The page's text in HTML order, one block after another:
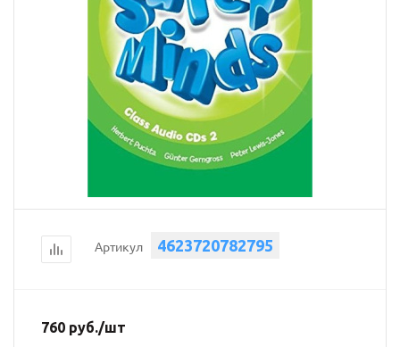
Артикул 4623720782795
760 руб./шт